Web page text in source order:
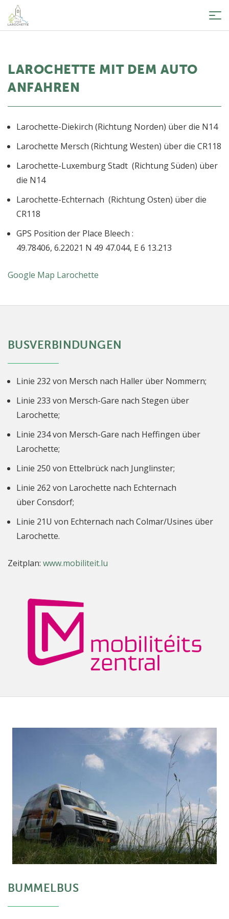
LAROCHETTE MIT DEM AUTO
ANFAHREN
Larochette-Diekirch (Richtung Norden) über die N14
Larochette Mersch (Richtung Westen) über die CR118
Larochette-Luxemburg Stadt (Richtung Süden) über
die N14
Larochette-Echternach (Richtung Osten) über die
CR118
GPS Position der Place Bleech :
49.78406, 6.22021 N 49 47.044, E 6 13.213
Google Map Larochette
BUSVERBINDUNGEN
Linie 232 von Mersch nach Haller über Nommern;
Linie 233 von Mersch-Gare nach Stegen über
Larochette;
Linie 234 von Mersch-Gare nach Heffingen über
Larochette;
Linie 250 von Ettelbrück nach Junglinster;
Linie 262 von Larochette nach Echternach
über Consdorf;
Linie 21U von Echternach nach Colmar/Usines über
Larochette.
Zeitplan: www.mobiliteit.lu
BUMMELBUS